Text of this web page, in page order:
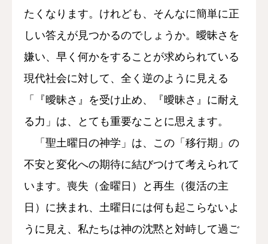
たくなります。けれども、そんなに簡単に正
しい答えが見つかるのでしょうか。曖昧さを
嫌い、早く何かをすることが求められている
現代社会に対して、全く逆のように見える
「『曖昧さ』を受け止め、『曖昧さ』に耐え
る力」は、とても重要なことに思えます。
「聖土曜日の神学」は、この「移行期」の
不安と変化への期待に結びつけて考えられて
います。喪失（金曜日）と再生（復活の主
日）に挟まれ、土曜日には何も起こらないよ
うに見え、私たちは神の沈黙と対峙して過ご